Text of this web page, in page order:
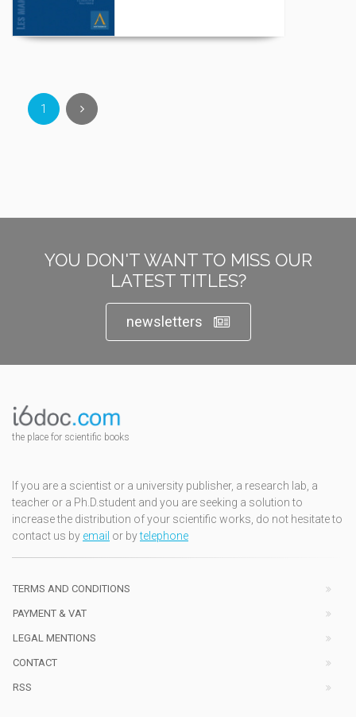
1
YOU DON'T WANT TO MISS OUR
LATEST TITLES?
newsletters
the place for scientific books
If you are a scientist or a university publisher, a research lab, a
teacher or a Ph.D.student and you are seeking a solution to
increase the distribution of your scientific works, do not hesitate to
contact us by email or bytelephone
TERMS AND CONDITIONS
PAYMENT & VAT
LEGAL MENTIONS
CONTACT
RSS